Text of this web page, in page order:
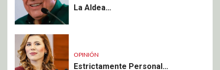
La Aldea…
OPINIÓN
Estrictamente Personal…